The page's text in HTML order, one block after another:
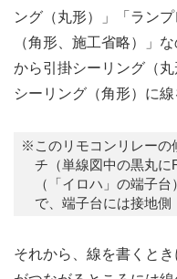
ング（丸形）」「ラン
（角形、施工省略）」
から引掛シーリング（
シーリング（角形）に線
※このリモコンリレーの
チ（単線図中の黒丸に
（「イロハ」の端子
で、端子台には接地側
それから、線を書くと